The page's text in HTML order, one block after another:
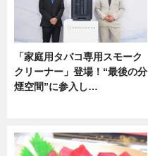
「家庭用タバコ専用スモーク
クリーナー」登場！“最後の分
煙空間”に参入し…